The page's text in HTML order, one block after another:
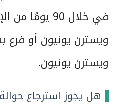
في خلال 90
ويسترن يونيون أو فرع
ويسترن يونيون.
هل يجوز استرجاع